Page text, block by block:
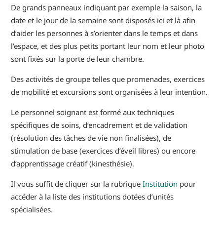
De grands panneaux indiquant par exemple la saison, la
date et le jour de la semaine sont disposés ici et là afin
d’aider les personnes à s’orienter dans le temps et dans
l’espace, et des plus petits portant leur nom et leur photo
sont fixés sur la porte de leur chambre.
Des activités de groupe telles que promenades, exercices
de mobilité et excursions sont organisées à leur intention.
Le personnel soignant est formé aux techniques
spécifiques de soins, d’encadrement et de validation
(résolution des tâches de vie non finalisées), de
stimulation de base (exercices d’éveil libres) ou encore
d’apprentissage créatif (kinesthésie).
Il vous suffit de cliquer sur la rubriqueInstitution pour
accéder à la liste des institutions dotées d’unités
spécialisées.